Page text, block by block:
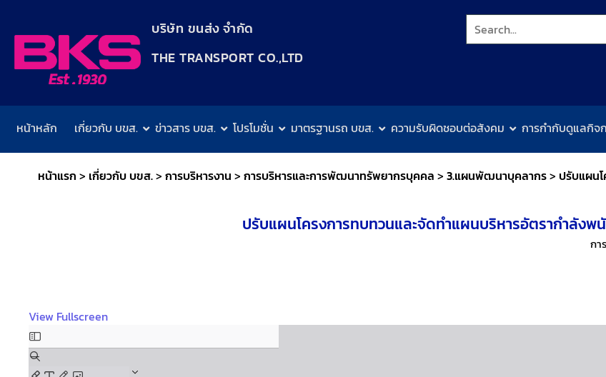
บริษัท ขนส่ง จำกัด
THE TRANSPORT CO.,LTD​
หน้าหลัก เกี่ยวกับ บขส. ข่าวสาร บขส. โปรโมชั่น มาตรฐานรถ บขส. ความรับผิดชอบต่อสังคม การกำกับดูแลกิจ
หน้าแรก > เกี่ยวกับ บขส.>การบริหารงาน >การบริหารและการพัฒนาทรัพยากรบุคคล >3.แผนพัฒนาบุคลากร>ปรับแผน
ปรับแผนโครงการทบทวนและจัดทำแผนบริหารอัตรากำลังพนั
กา
View Fullscreen